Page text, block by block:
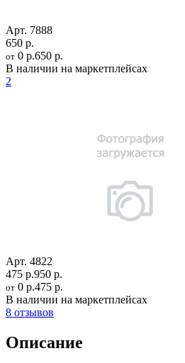
Арт. 7888
650 р.
от 0 р.650 р.
В наличии на маркетплейсах
2
Арт. 4822
475 р.950 р.
от 0 р.475 р.
В наличии на маркетплейсах
8 отзывов
Описание